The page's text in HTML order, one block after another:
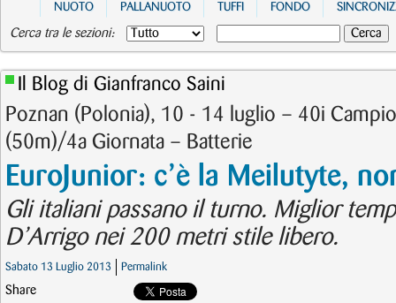
NUOTO PALLANUOTO TUFFI FONDO
Cerca tra le sezioni:
Il Blog di Gianfranco Saini
Poznan (Polonia), 10 - 14 luglio – 40i
(50m)/4a Giornata – Batterie
EuroJunior: c’è la Meilutyte,
Gli italiani passano il turno. Miglior
D’Arrigo nei 200 metri stile libero.
Sabato 13 Luglio 2013 Permalink
Share